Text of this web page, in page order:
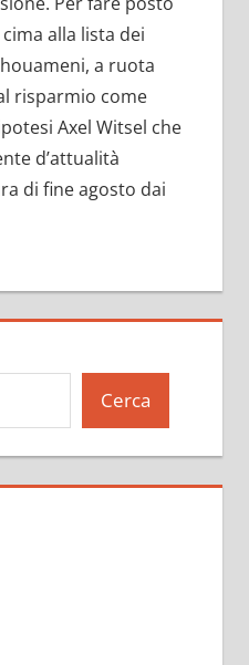
alla lista dei
a ruota
risparmio come
Axel Witsel che
d’attualità
di fine agosto dai
Cerca